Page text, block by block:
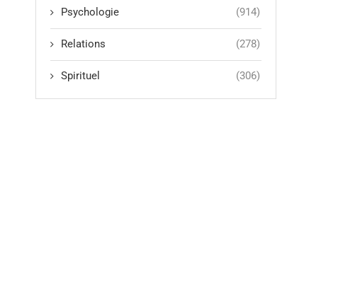
Psychologie (914)
Relations (278)
Spirituel (306)